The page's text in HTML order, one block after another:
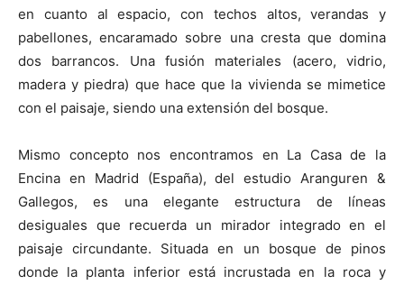
en cuanto al espacio, con techos altos, verandas y
pabellones, encaramado sobre una cresta que domina
dos barrancos. Una fusión materiales (acero, vidrio,
madera y piedra) que hace que la vivienda se mimetice
con el paisaje, siendo una extensión del bosque.
Mismo concepto nos encontramos en La Casa de la
Encina en Madrid (España), del estudio Aranguren &
Gallegos, es una elegante estructura de líneas
desiguales que recuerda un mirador integrado en el
paisaje circundante. Situada en un bosque de pinos
donde la planta inferior está incrustada en la roca y